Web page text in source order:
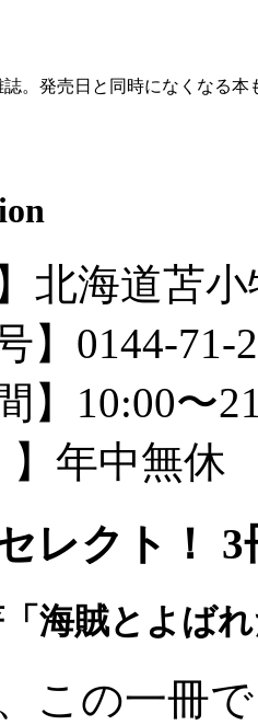
。発売日と同時になくなる本
海道苫小
】0144-71-
】10:00〜
】年中無休
レクト！
海賊とよば
この一冊